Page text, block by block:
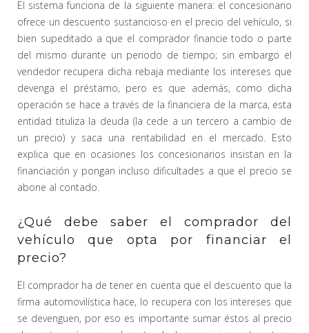
El sistema funciona de la siguiente manera: el concesionario
ofrece un descuento sustancioso en el precio del vehículo, si
bien supeditado a que el comprador financie todo o parte
del mismo durante un periodo de tiempo; sin embargo el
vendedor recupera dicha rebaja mediante los intereses que
devenga el préstamo, pero es que además, como dicha
operación se hace a través de la financiera de la marca, esta
entidad tituliza la deuda (la cede a un tercero a cambio de
un precio) y saca una rentabilidad en el mercado. Esto
explica que en ocasiones los concesionarios insistan en la
financiación y pongan incluso dificultades a que el precio se
abone al contado.
¿Qué debe saber el comprador del
vehículo que opta por financiar el
precio?
El comprador ha de tener en cuenta que el descuento que la
firma automovilística hace, lo recupera con los intereses que
se devenguen, por eso es importante sumar éstos al precio